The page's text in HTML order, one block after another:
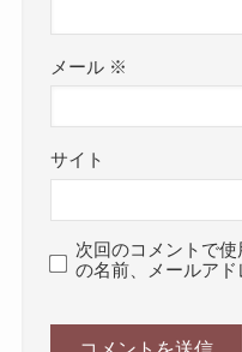
メール ※
サイト
次回のコメントで
の名前、メールアド